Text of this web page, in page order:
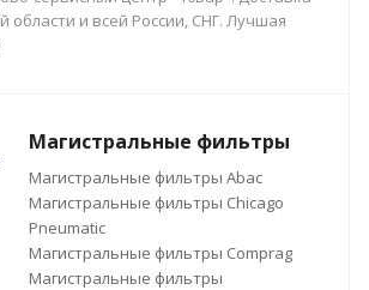
области и всей России, СНГ. Лучшая
Магистральные фильтры
Магистральные фильтры Abac
Магистральные фильтры Chicago
Pneumatic
Магистральные фильтры Comprag
Магистральные фильтры